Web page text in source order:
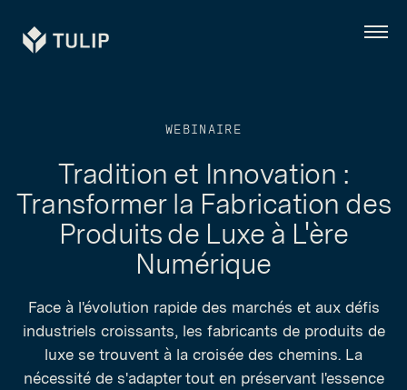
Tulip Menu
WEBINAIRE
Tradition et Innovation :
Transformer la Fabrication des
Produits de Luxe à L'ère
Numérique
Face à l'évolution rapide des marchés et aux défis
industriels croissants, les fabricants de produits de
luxe se trouvent à la croisée des chemins. La
nécessité de s'adapter tout en préservant l'essence